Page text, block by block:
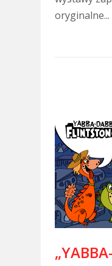
oryginalne...